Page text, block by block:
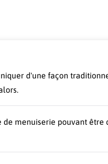
d'une façon
menuiserie pouvant être